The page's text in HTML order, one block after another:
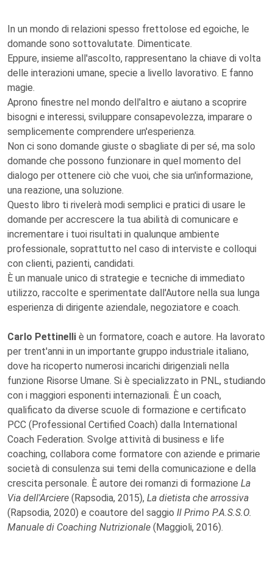
In un mondo di relazioni spesso frettolose ed egoiche, le
domande sono sottovalutate. Dimenticate.
Eppure, insieme all'ascolto, rappresentano la chiave di volta
delle interazioni umane, specie a livello lavorativo. E fanno
magie.
Aprono finestre nel mondo dell'altro e aiutano a scoprire
bisogni e interessi, sviluppare consapevolezza, imparare o
semplicemente comprendere un'esperienza.
Non ci sono domande giuste o sbagliate di per sé, ma solo
domande che possono funzionare in quel momento del
dialogo per ottenere ciò che vuoi, che sia un'informazione,
una reazione, una soluzione.
Questo libro ti rivelerà modi semplici e pratici di usare le
domande per accrescere la tua abilità di comunicare e
incrementare i tuoi risultati in qualunque ambiente
professionale, soprattutto nel caso di interviste e colloqui
con clienti, pazienti, candidati.
È un manuale unico di strategie e tecniche di immediato
utilizzo, raccolte e sperimentate dall'Autore nella sua lunga
esperienza di dirigente aziendale, negoziatore e coach.
Carlo Pettinelli è un formatore, coach e autore. Ha lavorato
per trent'anni in un importante gruppo industriale italiano,
dove ha ricoperto numerosi incarichi dirigenziali nella
funzione Risorse Umane. Si è specializzato in PNL, studiando
con i maggiori esponenti internazionali. È un coach,
qualificato da diverse scuole di formazione e certificato
PCC (Professional Certified Coach) dalla International
Coach Federation. Svolge attività di business e life
coaching, collabora come formatore con aziende e primarie
società di consulenza sui temi della comunicazione e della
crescita personale. È autore dei romanzi di formazione La
Via dell'Arciere (Rapsodia, 2015), La dietista che arrossiva
(Rapsodia, 2020) e coautore del saggio Il Primo P.A.S.S.O.
Manuale di Coaching Nutrizionale (Maggioli, 2016).